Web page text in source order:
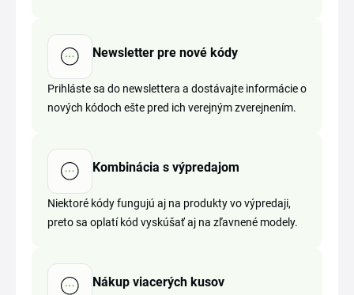
Newsletter pre nové kódy
Prihláste sa do newslettera a dostávajte informácie o
nových kódoch ešte pred ich verejným zverejnením.
Kombinácia s výpredajom
Niektoré kódy fungujú aj na produkty vo výpredaji,
preto sa oplatí kód vyskúšať aj na zľavnené modely.
Nákup viacerých kusov